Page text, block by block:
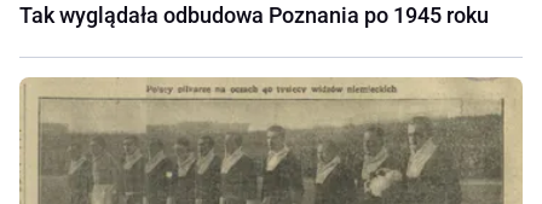
Tak wyglądała odbudowa Poznania po 1945 roku